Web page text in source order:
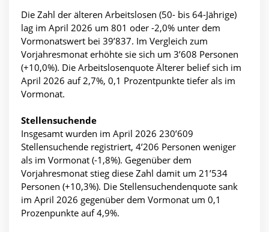
Die Zahl der älteren Arbeitslosen (50- bis 64-Jährige)
lag im April 2026 um 801 oder -2,0% unter dem
Vormonatswert bei 39’837. Im Vergleich zum
Vorjahresmonat erhöhte sie sich um 3’608 Personen
(+10,0%). Die Arbeitslosenquote Älterer belief sich im
April 2026 auf 2,7%, 0,1 Prozentpunkte tiefer als im
Vormonat.
Stellensuchende
Insgesamt wurden im April 2026 230’609
Stellensuchende registriert, 4’206 Personen weniger
als im Vormonat (-1,8%). Gegenüber dem
Vorjahresmonat stieg diese Zahl damit um 21’534
Personen (+10,3%). Die Stellensuchendenquote sank
im April 2026 gegenüber dem Vormonat um 0,1
Prozenpunkte auf 4,9%.